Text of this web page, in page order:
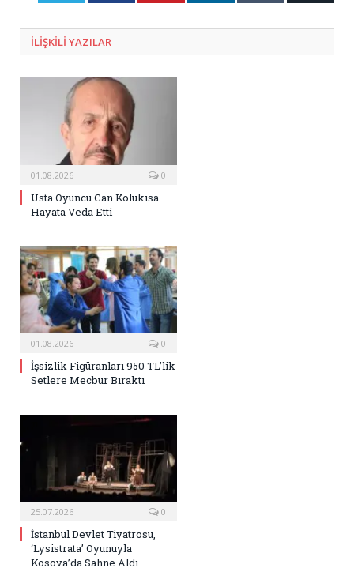
ILIŞKILI YAZILAR
01.08.2026 0
Usta Oyuncu Can Kolukısa
Hayata Veda Etti
01.08.2026 0
İşsizlik Figüranları 950 TL’lik
Setlere Mecbur Bıraktı
25.07.2026 0
İstanbul Devlet Tiyatrosu,
‘Lysistrata’ Oyunuyla
Kosova’da Sahne Aldı